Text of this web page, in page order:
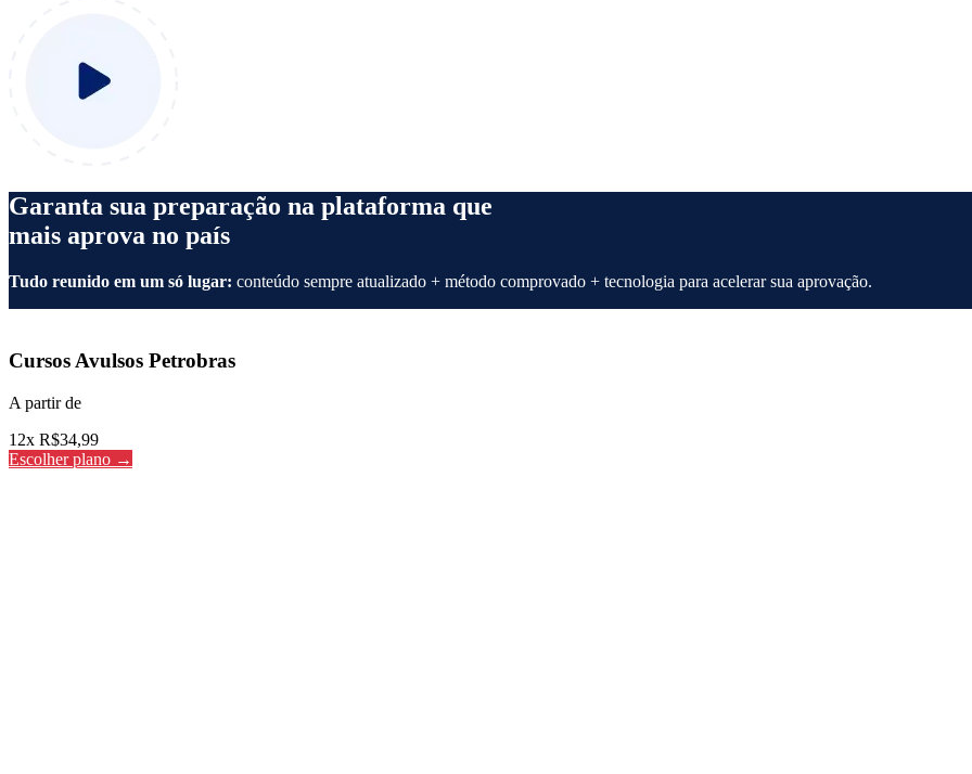
Garanta sua preparação na plataforma que
mais aprova no país
Tudo reunido em um só lugar: conteúdo sempre atualizado + método comprovado + tecnologia para acelerar sua aprovação.
Cursos Avulsos Petrobras
A partir de
12x R$34,99
Escolher plano →